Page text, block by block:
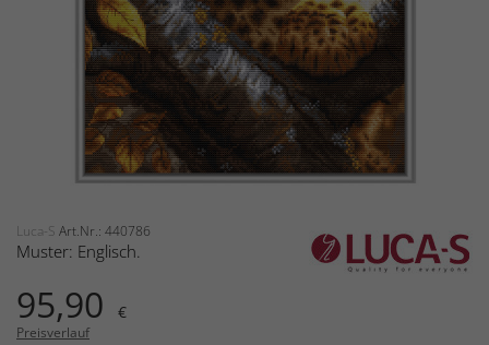
Luca-S Art.Nr.: 440786
Muster: Englisch.
95,90 €
Preisverlauf